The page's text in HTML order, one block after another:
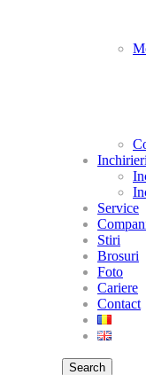
Inchirieri
Service
Stiri
Brosuri
Foto
Cariere
Contact
Search